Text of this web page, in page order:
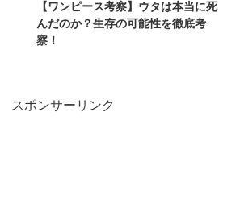
【ワンピース考察】ウタは本当に死
んだのか？生存の可能性を徹底考
察！
スポンサーリンク